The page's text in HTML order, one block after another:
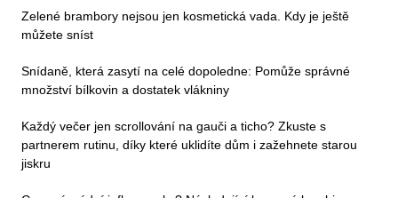
Zelené brambory nejsou jen kosmetická vada. Kdy je ještě
můžete sníst
Snídaně, která zasytí na celé dopoledne: Pomůže správné
množství bílkovin a dostatek vlákniny
Každý večer jen scrollování na gauči a ticho? Zkuste s
partnerem rutinu, díky které uklidíte dům i zažehnete starou
jiskru